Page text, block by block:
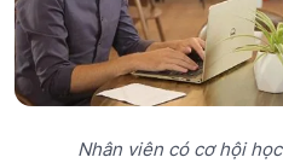
Nhân viên có cơ hội